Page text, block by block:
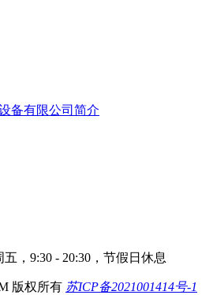
备有限公司简介
，9:30 - 20:30，节假日休息
版权所有 苏ICP备2021001414号-1